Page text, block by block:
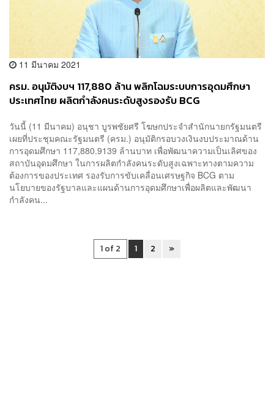
11 มีนาคม 2021
ครม. อนุมัติงบฯ 117,880 ล้าน พลิกโฉมระบบการอุดมศึกษา
ประเทศไทย ผลิตกำลังคนระดับสูงรองรับ BCG
วันนี้ (11 มีนาคม) อนุชา บูรพชัยศรี โฆษกประจำสำนักนายกรัฐมนตรี
เผยที่ประชุมคณะรัฐมนตรี (ครม.) อนุมัติกรอบวงเงินงบประมาณด้าน
การอุดมศึกษา 117,880.9139 ล้านบาท เพื่อพัฒนาความเป็นเลิศของ
สถาบันอุดมศึกษา ในการผลิตกำลังคนระดับสูงเฉพาะทางตามความ
ต้องการของประเทศ รองรับการขับเคลื่อนเศรษฐกิจ BCG ตาม
นโยบายของรัฐบาลและแผนด้านการอุดมศึกษาเพื่อผลิตและพัฒนา
กำลังคน...
1 of 2 1 2 »